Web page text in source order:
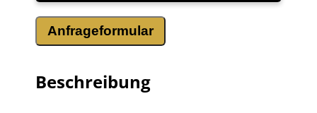
Anfrageformular
Beschreibung